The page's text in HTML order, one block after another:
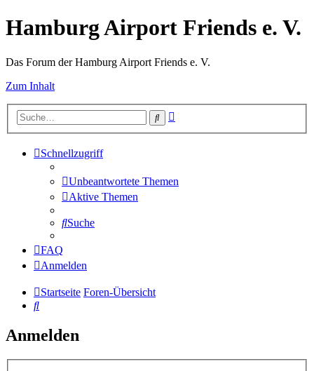
Hamburg Airport Friends e. V.
Das Forum der Hamburg Airport Friends e. V.
Zum Inhalt
Suche
Schnellzugriff
Unbeantwortete Themen
Aktive Themen
Suche
FAQ
Anmelden
Startseite Foren-Übersicht
Suche
Anmelden